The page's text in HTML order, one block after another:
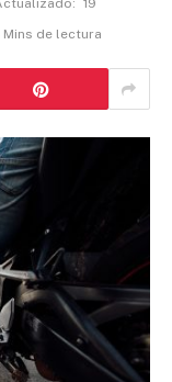
19
Mins de lectura